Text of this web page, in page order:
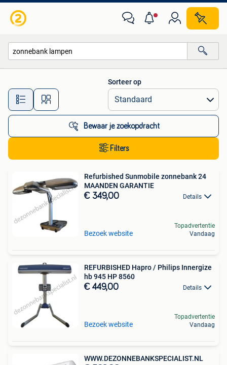
Alle afstanden…
Sorteer op
Bewaar je zoekopdracht
Filters
Refurbished Sunmobile zonnebank 24
MAANDEN GARANTIE
€ 349,00 Details
Bezoek website
Topadvertentie
Vandaag
REFURBISHED Hapro / Philips Innergize
hb 945 HP 8560
€ 449,00 Details
Bezoek website
Topadvertentie
Vandaag
WWW.DEZONNEBANKSPECIALIST.NL